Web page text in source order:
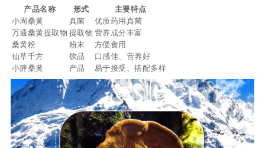
产品名称 形式
主要特点
小周桑黄
真菌
优质药用真菌
万通桑黄提取物 提取物 营养成分丰富
桑黄粉
粉末
方便食用
仙草千方
饮品
口感佳、营养好
小胖桑黄
产品 易于接受、搭配多样